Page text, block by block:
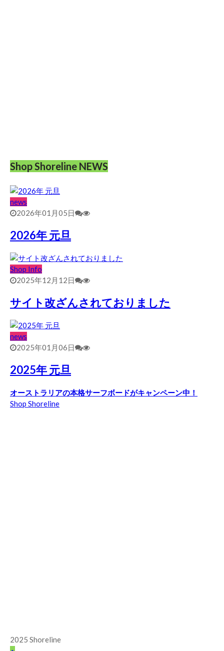
Shop Shoreline NEWS
news
2026年01月05日
2026年 元旦
Shop Info
2025年12月12日
サイト改ざんされておりました
news
2025年01月06日
2025年 元旦
オーストラリアの本格サーフボードがキャンペーン中！
Shop Shoreline
2025 Shoreline